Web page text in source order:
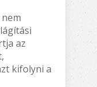
az
kifolyni a